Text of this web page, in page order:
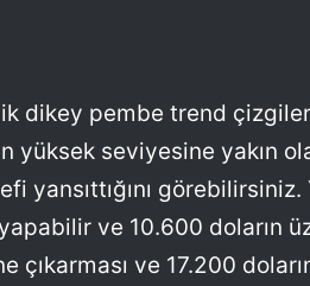
dikey pembe trend
yüksek seviyesine yakın
yansıttığını
ve 10.600 doların
çıkarması ve 17.200